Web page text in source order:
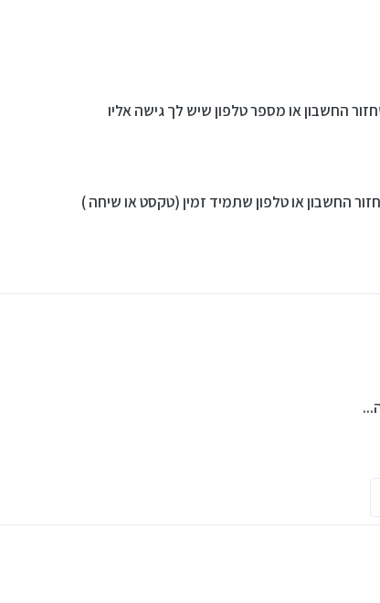
לאותו מצב או להסבר שלהם ושום דבר לא עוזר
החשבון או מספר טלפון שיש לך גישה אליו
החשבון או טלפון שתמיד זמין (טקסט או שיחה )